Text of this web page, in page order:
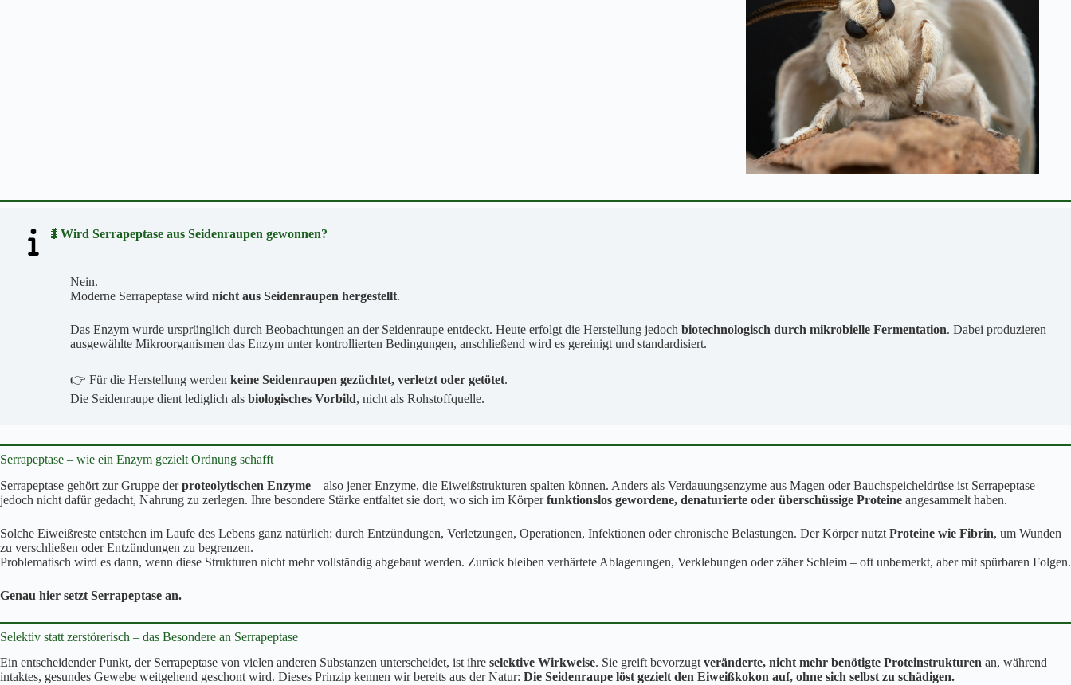
🐛 Wird Serrapeptase aus Seidenraupen gewonnen?
Nein.
Moderne Serrapeptase wird nicht aus Seidenraupen hergestellt.
Das Enzym wurde ursprünglich durch Beobachtungen an der Seidenraupe entdeckt. Heute erfolgt die Herstellung jedoch biotechnologisch durch mikrobielle Fermentation. Dabei produzieren
ausgewählte Mikroorganismen das Enzym unter kontrollierten Bedingungen, anschließend wird es gereinigt und standardisiert.
👉 Für die Herstellung werden keine Seidenraupen gezüchtet, verletzt oder getötet.
Die Seidenraupe dient lediglich als biologisches Vorbild, nicht als Rohstoffquelle.
Serrapeptase – wie ein Enzym gezielt Ordnung schafft
Serrapeptase gehört zur Gruppe derproteolytischen Enzyme – also jener Enzyme, die Eiweißstrukturen spalten können. Anders als Verdauungsenzyme aus Magen oder Bauchspeicheldrüse ist Serrapeptase
jedoch nicht dafür gedacht, Nahrung zu zerlegen. Ihre besondere Stärke entfaltet sie dort, wo sich im Körperfunktionslos gewordene, denaturierte oder überschüssige Proteine angesammelt haben.
Solche Eiweißreste entstehen im Laufe des Lebens ganz natürlich: durch Entzündungen, Verletzungen, Operationen, Infektionen oder chronische Belastungen. Der Körper nutzt Proteine wie Fibrin, um Wunden
zu verschließen oder Entzündungen zu begrenzen.
Problematisch wird es dann, wenn diese Strukturen nicht mehr vollständig abgebaut werden. Zurück bleiben verhärtete Ablagerungen, Verklebungen oder zäher Schleim – oft unbemerkt, aber mit spürbaren Folgen.
Genau hier setzt Serrapeptase an.
Selektiv statt zerstörerisch – das Besondere an Serrapeptase
Ein entscheidender Punkt, der Serrapeptase von vielen anderen Substanzen unterscheidet, ist ihre selektive Wirkweise. Sie greift bevorzugt veränderte, nicht mehr benötigte Proteinstrukturen an, während
intaktes, gesundes Gewebe weitgehend geschont wird. Dieses Prinzip kennen wir bereits aus der Natur: Die Seidenraupe löst gezielt den Eiweißkokon auf, ohne sich selbst zu schädigen.